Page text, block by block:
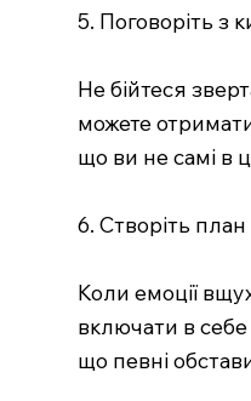
5. Поговоріть з
Не бійтеся
можете
що ви не самі в
6. Створіть план
Коли емоції
включати в
що певні